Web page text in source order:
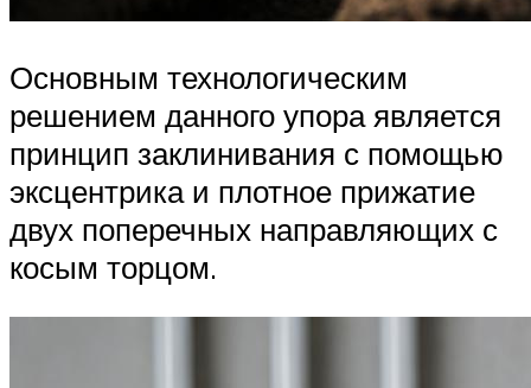
Основным технологическим
решением данного упора является
принцип заклинивания с помощью
эксцентрика и плотное прижатие
двух поперечных направляющих с
косым торцом.